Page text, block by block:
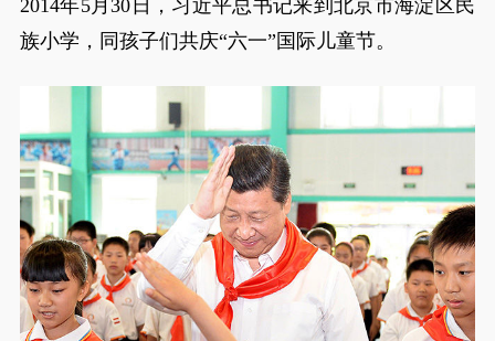
2014年5月30日，习近平总书记来到北京市海淀区民
族小学，同孩子们共庆“六一”国际儿童节。